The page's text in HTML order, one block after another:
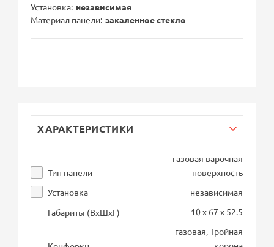
Установка независимая
Материал панели закаленное стекло
ХАРАКТЕРИСТИКИ
Тип панели
газовая варочная
поверхность
Установка
независимая
Габариты (ВхШхГ)
10 x 67 x 52.5
газовая, Тройная